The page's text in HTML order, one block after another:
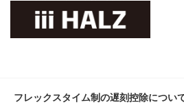
フレックスタイム制の遅刻控除につい